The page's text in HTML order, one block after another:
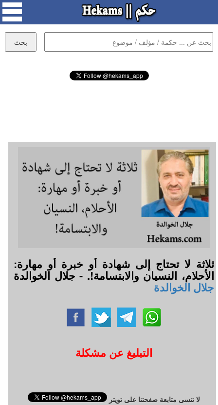
ثلاثة لا تحتاج إلى شهادة أو خبرة أو مهارة:
الأحلام، النسيان والابتسامة!. - جلال الخوالدة
جلال الخوالدة
التبليغ عن مشكلة
لا تنسى متابعة صفحتنا على تويتر